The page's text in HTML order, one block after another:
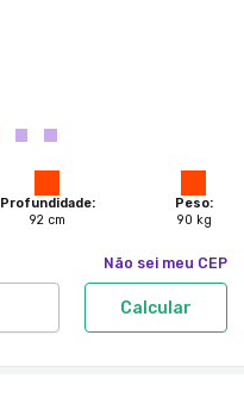
Profundidade:
92 cm
Peso:
90 kg
Não sei meu CEP
Calcular